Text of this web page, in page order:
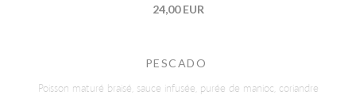
24,00 EUR
PESCADO
Poisson maturé braisé, sauce infusée, purée de manioc, coriandre